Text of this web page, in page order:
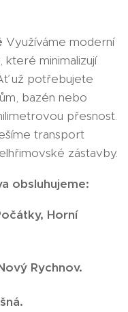
Využíváme moderní
které minimalizují
už potřebujete
bazén nebo
přesnost.
transport
zástavby.
obsluhujeme:
Horní
Rychnov.